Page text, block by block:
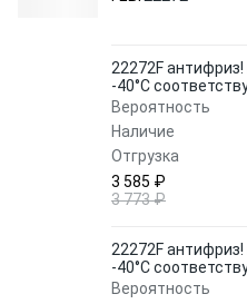
22272F
-40°C
Вероятность
Наличие
Отгрузка
3 585 ₽
3 773 ₽
22272F
-40°C
Вероятность